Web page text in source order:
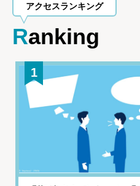
アクセスランキング
Ranking
1